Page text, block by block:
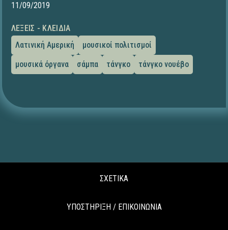
11/09/2019
ΛΈΞΕΙΣ - ΚΛΕΙΔΙΆ
Λατινική Αμερική
μουσικοί πολιτισμοί
μουσικά όργανα
σάμπα τάνγκο τάνγκο νουέβο
ΣΧΕΤΙΚΑ
ΥΠΟΣΤΗΡΙΞΗ / ΕΠΙΚΟΙΝΩΝΙΑ